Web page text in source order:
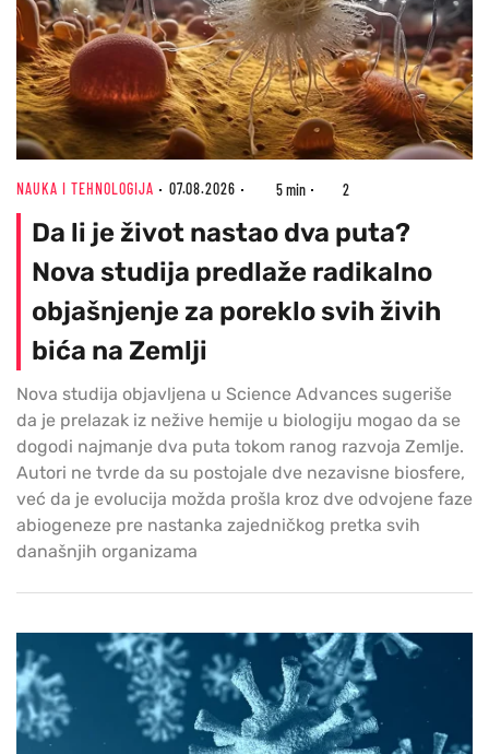
NAUKA I TEHNOLOGIJA 07.08.2026 5 min 2
Da li je život nastao dva puta?
Nova studija predlaže radikalno
objašnjenje za poreklo svih živih
bića na Zemlji
Nova studija objavljena u Science Advances sugeriše
da je prelazak iz nežive hemije u biologiju mogao da se
dogodi najmanje dva puta tokom ranog razvoja Zemlje.
Autori ne tvrde da su postojale dve nezavisne biosfere,
već da je evolucija možda prošla kroz dve odvojene faze
abiogeneze pre nastanka zajedničkog pretka svih
današnjih organizama